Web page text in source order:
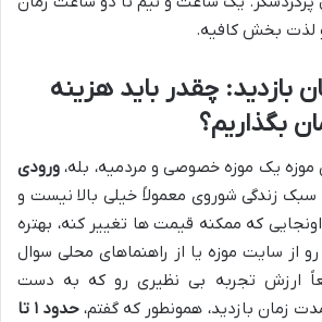
لذت بخش کافیه.
بازدید: چقدر باید هزینه
بگذاریم؟
موزه یک موزه خصوصی و مردمیه، بله، ورودی
زندگی شوروی معمولاً خیلی بالا نیست و
اونجایی که ممکنه قیمت ها تغییر کنه، بهتره
از سایت موزه یا از راهنماهای محلی سوال
ارزش تجربه بی نظیری رو که به دست
زمان بازدید، همونطور که گفتم،
حدود ۱ تا